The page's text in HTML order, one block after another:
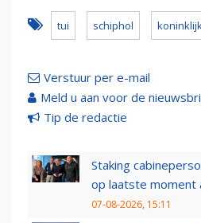
tui schiphol
Verstuur per e-mail
Meld u aan voor de
Tip de redactie
Staking
op laatste moment
07-08-2026, 15:11